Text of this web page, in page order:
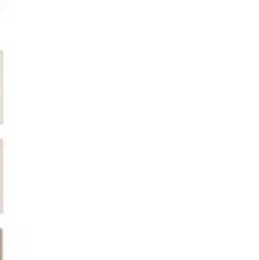
Клиенты могут